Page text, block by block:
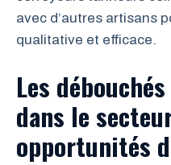
avec d’autres artisans
qualitative et efficace.
Les
dans le
opportunités